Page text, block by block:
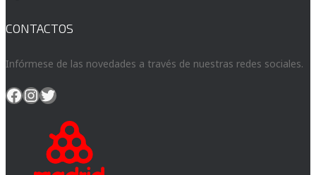
CONTACTOS
Infórmese de las novedades a través de nuestras redes sociales.
Facebook
Instagram
Twitter